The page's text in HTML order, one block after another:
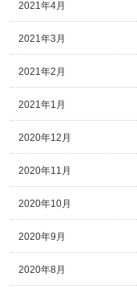
2021年4月
2021年3月
2021年2月
2021年1月
2020年12月
2020年11月
2020年10月
2020年9月
2020年8月